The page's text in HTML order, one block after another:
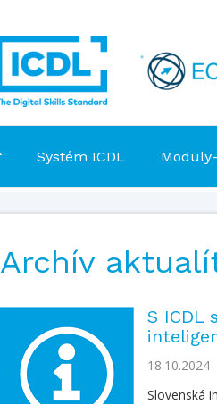
Systém ICDL
Archív
S ICDL
18.10.2024
Slovenská